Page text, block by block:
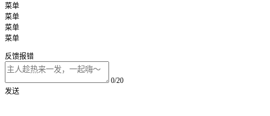
菜单
菜单
菜单
菜单
反馈报错
0/20
发送